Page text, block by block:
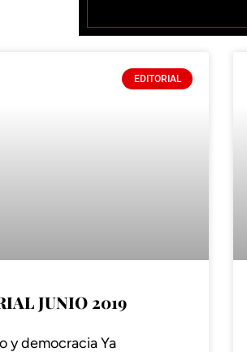
EDITORIAL
JUNIO 2019
y democracia Ya